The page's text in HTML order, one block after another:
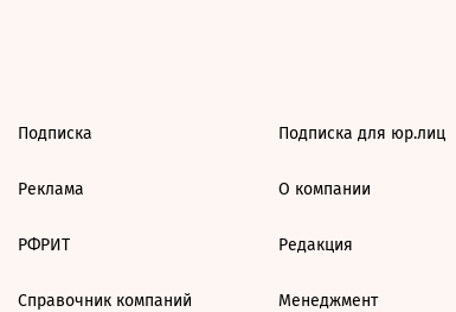
Подписка
Реклама
РФРИТ
Справочник компаний
Подписка для юр.лиц
О компании
Редакция
Менеджмент